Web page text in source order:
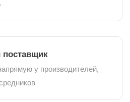
у производителей,